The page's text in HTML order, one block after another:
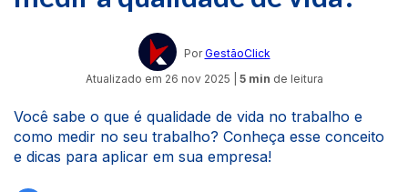
Por GestãoClick
Atualizado em 26 nov 2025 5 min de leitura
Você sabe o que é qualidade de vida no trabalho e
como medir no seu trabalho? Conheça esse conceito
e dicas para aplicar em sua empresa!